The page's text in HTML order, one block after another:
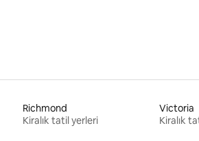
Richmond
Kiralık tatil yerleri
Victoria
Kiralık